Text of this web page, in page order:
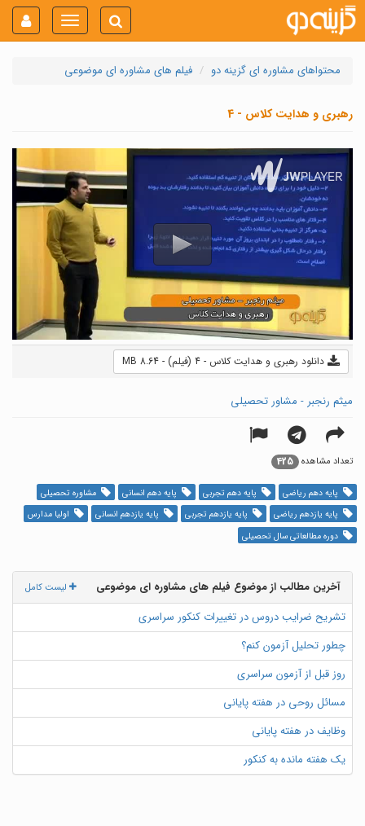
Toggle
navigation
محتواهای مشاوره ای گزینه دو فیلم های مشاوره ای موضوعی
رهبری و هدایت کلاس - 4
دانلود رهبری و هدایت کلاس - 4 (فیلم) - 8.64 MB
میثم رنجبر - مشاور تحصیلی
تعداد مشاهده 425
پایه دهم ریاضی پایه دهم تجربی پایه دهم انسانی
مشاوره تحصیلی
پایه یازدهم ریاضی
پایه یازدهم تجربی پایه یازدهم انسانی
اولیا مدارس
دوره مطالعاتی سال تحصیلی
لیست کامل
آخرین مطالب از موضوع فیلم های مشاوره ای موضوعی
تشریح ضرایب دروس در تغییرات کنکور سراسری
چطور تحلیل آزمون کنم؟
روز قبل از آزمون سراسری
مسائل روحی در هفته پایانی
وظایف در هفته پایانی
یک هفته مانده به کنکور